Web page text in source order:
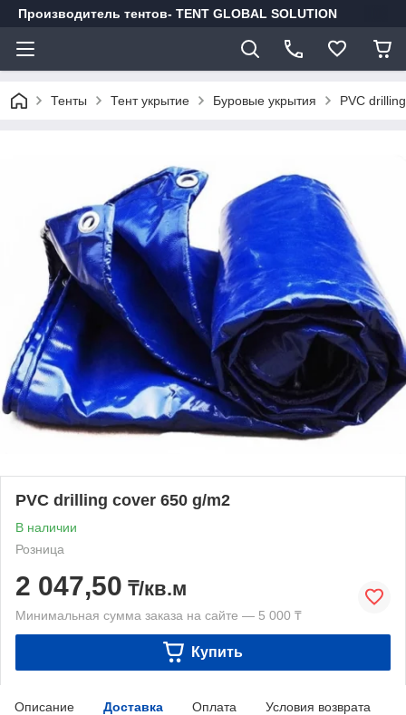
Производитель тентов- TENT GLOBAL SOLUTION
Тенты Тент укрытие Буровые укрытия PVC
PVC drilling cover 650 g/m2
В наличии
Розница
2 047,50 ₸/кв.м
Минимальная сумма заказа на сайте — 5 000 ₸
Купить
Описание Доставка Оплата Условия возврата